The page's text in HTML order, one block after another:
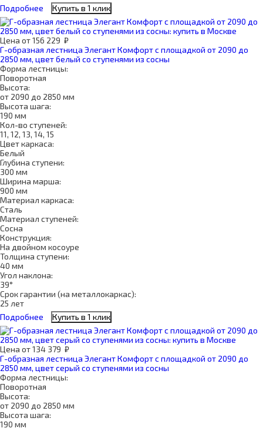
Подробнее
Купить в 1 клик
Цена от156 229 ₽
Г-образная лестница Элегант Комфорт с площадкой от 2090 до
2850 мм, цвет белый со ступенями из сосны
Форма лестницы:
Поворотная
Высота:
от 2090 до 2850 мм
Высота шага:
190 мм
Кол-во ступеней:
11, 12, 13, 14, 15
Цвет каркаса:
Белый
Глубина ступени:
300 мм
Ширина марша:
900 мм
Материал каркаса:
Сталь
Материал ступеней:
Сосна
Конструкция:
На двойном косоуре
Толщина ступени:
40 мм
Угол наклона:
39°
Срок гарантии (на металлокаркас):
25 лет
Подробнее
Купить в 1 клик
Цена от134 379 ₽
Г-образная лестница Элегант Комфорт с площадкой от 2090 до
2850 мм, цвет серый со ступенями из сосны
Форма лестницы:
Поворотная
Высота:
от 2090 до 2850 мм
Высота шага:
190 мм